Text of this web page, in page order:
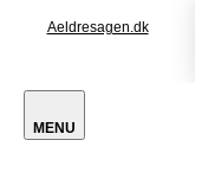
Aeldresagen.dk
MENU